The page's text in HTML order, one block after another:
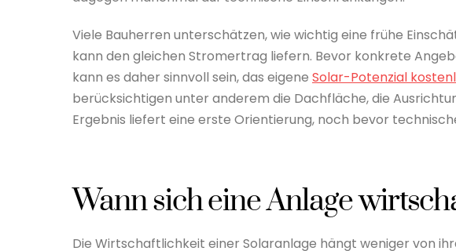
Viele Bauherren unterschätzen, wie wichtig eine frühe
kann den gleichen Stromertrag liefern. Bevor konkrete
kann es daher sinnvoll sein, das eigene Solar-Potenzial
berücksichtigen unter anderem die Dachfläche, die
Ergebnis liefert eine erste Orientierung, noch bevor
Wann sich eine Anlage
Die Wirtschaftlichkeit einer Solaranlage hängt weniger von